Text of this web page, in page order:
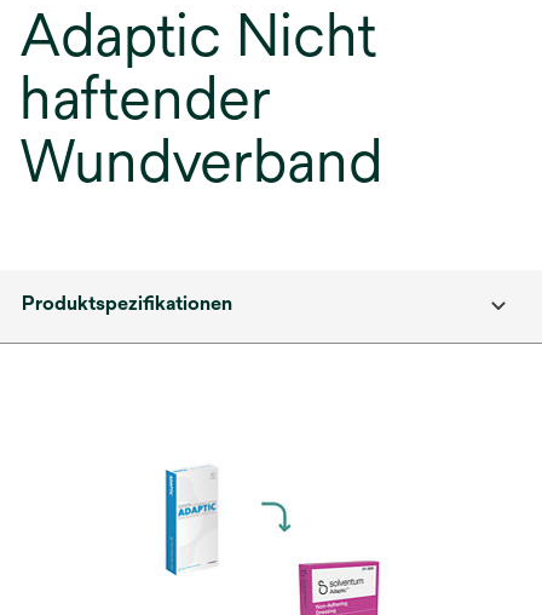
Adaptic Nicht
haftender
Wundverband
Produktspezifikationen